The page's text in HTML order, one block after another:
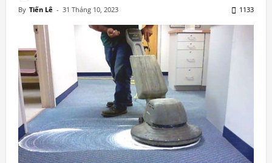
By Tiến Lê - 31 Tháng 10, 2023 1133